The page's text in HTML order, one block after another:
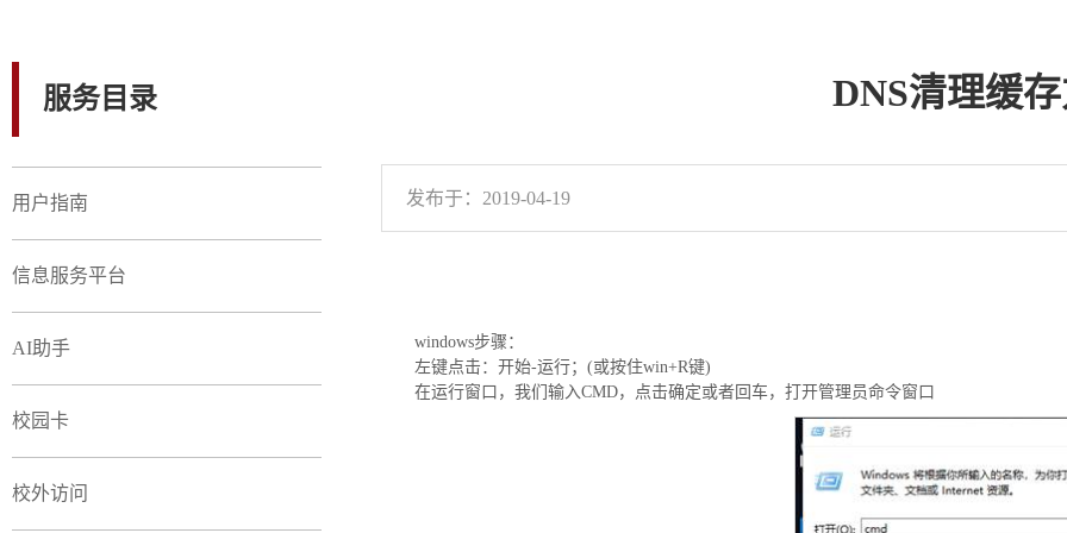
服务目录
用户指南
信息服务平台
AI助手
校园卡
校外访问
​DNS清理缓
发布于：2019-04-19
windows步骤：
左键点击：开始-运行；(或按住win+R键)
在运行窗口，我们输入CMD，点击确定或者回车，打开管理员命令窗口